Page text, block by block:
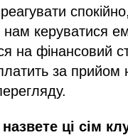
керуватися
на фінансовий
за прийом
ці сім